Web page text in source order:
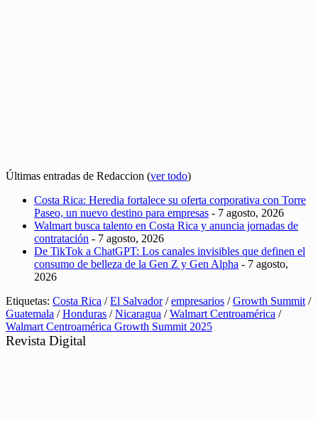
Últimas entradas de Redaccion (ver todo)
Costa Rica: Heredia fortalece su oferta corporativa con Torre
Paseo, un nuevo destino para empresas - 7 agosto, 2026
Walmart busca talento en Costa Rica y anuncia jornadas de
contratación - 7 agosto, 2026
De TikTok a ChatGPT: Los canales invisibles que definen el
consumo de belleza de la Gen Z y Gen Alpha - 7 agosto,
2026
Etiquetas: Costa Rica /El Salvador/empresarios /Growth Summit /
Guatemala /Honduras /Nicaragua /Walmart Centroamérica /
Walmart Centroamérica Growth Summit 2025
Revista Digital